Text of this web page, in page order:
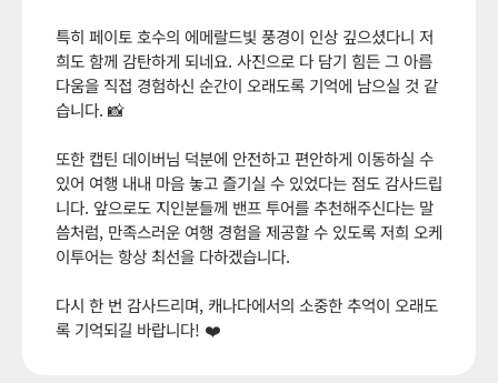
특히 페이토 호수의 에메랄드빛 풍경이 인상 깊으셨다니 저
희도 함께 감탄하게 되네요. 사진으로 다 담기 힘든 그 아름
다움을 직접 경험하신 순간이 오래도록 기억에 남으실 것 같
습니다. 📸
또한 캡틴 데이버님 덕분에 안전하고 편안하게 이동하실 수
있어 여행 내내 마음 놓고 즐기실 수 있었다는 점도 감사드립
니다. 앞으로도 지인분들께 밴프 투어를 추천해주신다는 말
씀처럼, 만족스러운 여행 경험을 제공할 수 있도록 저희 오케
이투어는 항상 최선을 다하겠습니다.
다시 한 번 감사드리며, 캐나다에서의 소중한 추억이 오래도
록 기억되길 바랍니다! ❤️